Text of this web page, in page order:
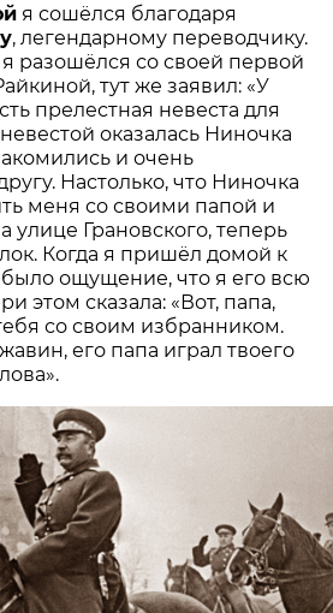
я сошёлся благодаря
, легендарному переводчику.
я разошёлся со своей первой
тут же заявил: «У
прелестная невеста для
оказалась Ниночка
и очень
Настолько, что Ниночка
меня со своими папой и
Грановского, теперь
Когда я пришёл домой к
ощущение, что я его всю
этом сказала: «Вот, папа,
со своим избранником.
его папа играл твоего